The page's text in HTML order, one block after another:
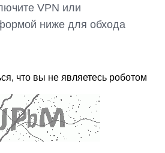
VPN или
ниже для обхода
что вы не являетесь роботом